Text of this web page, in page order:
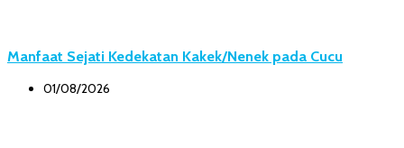
Manfaat Sejati Kedekatan Kakek/Nenek pada Cucu
01/08/2026